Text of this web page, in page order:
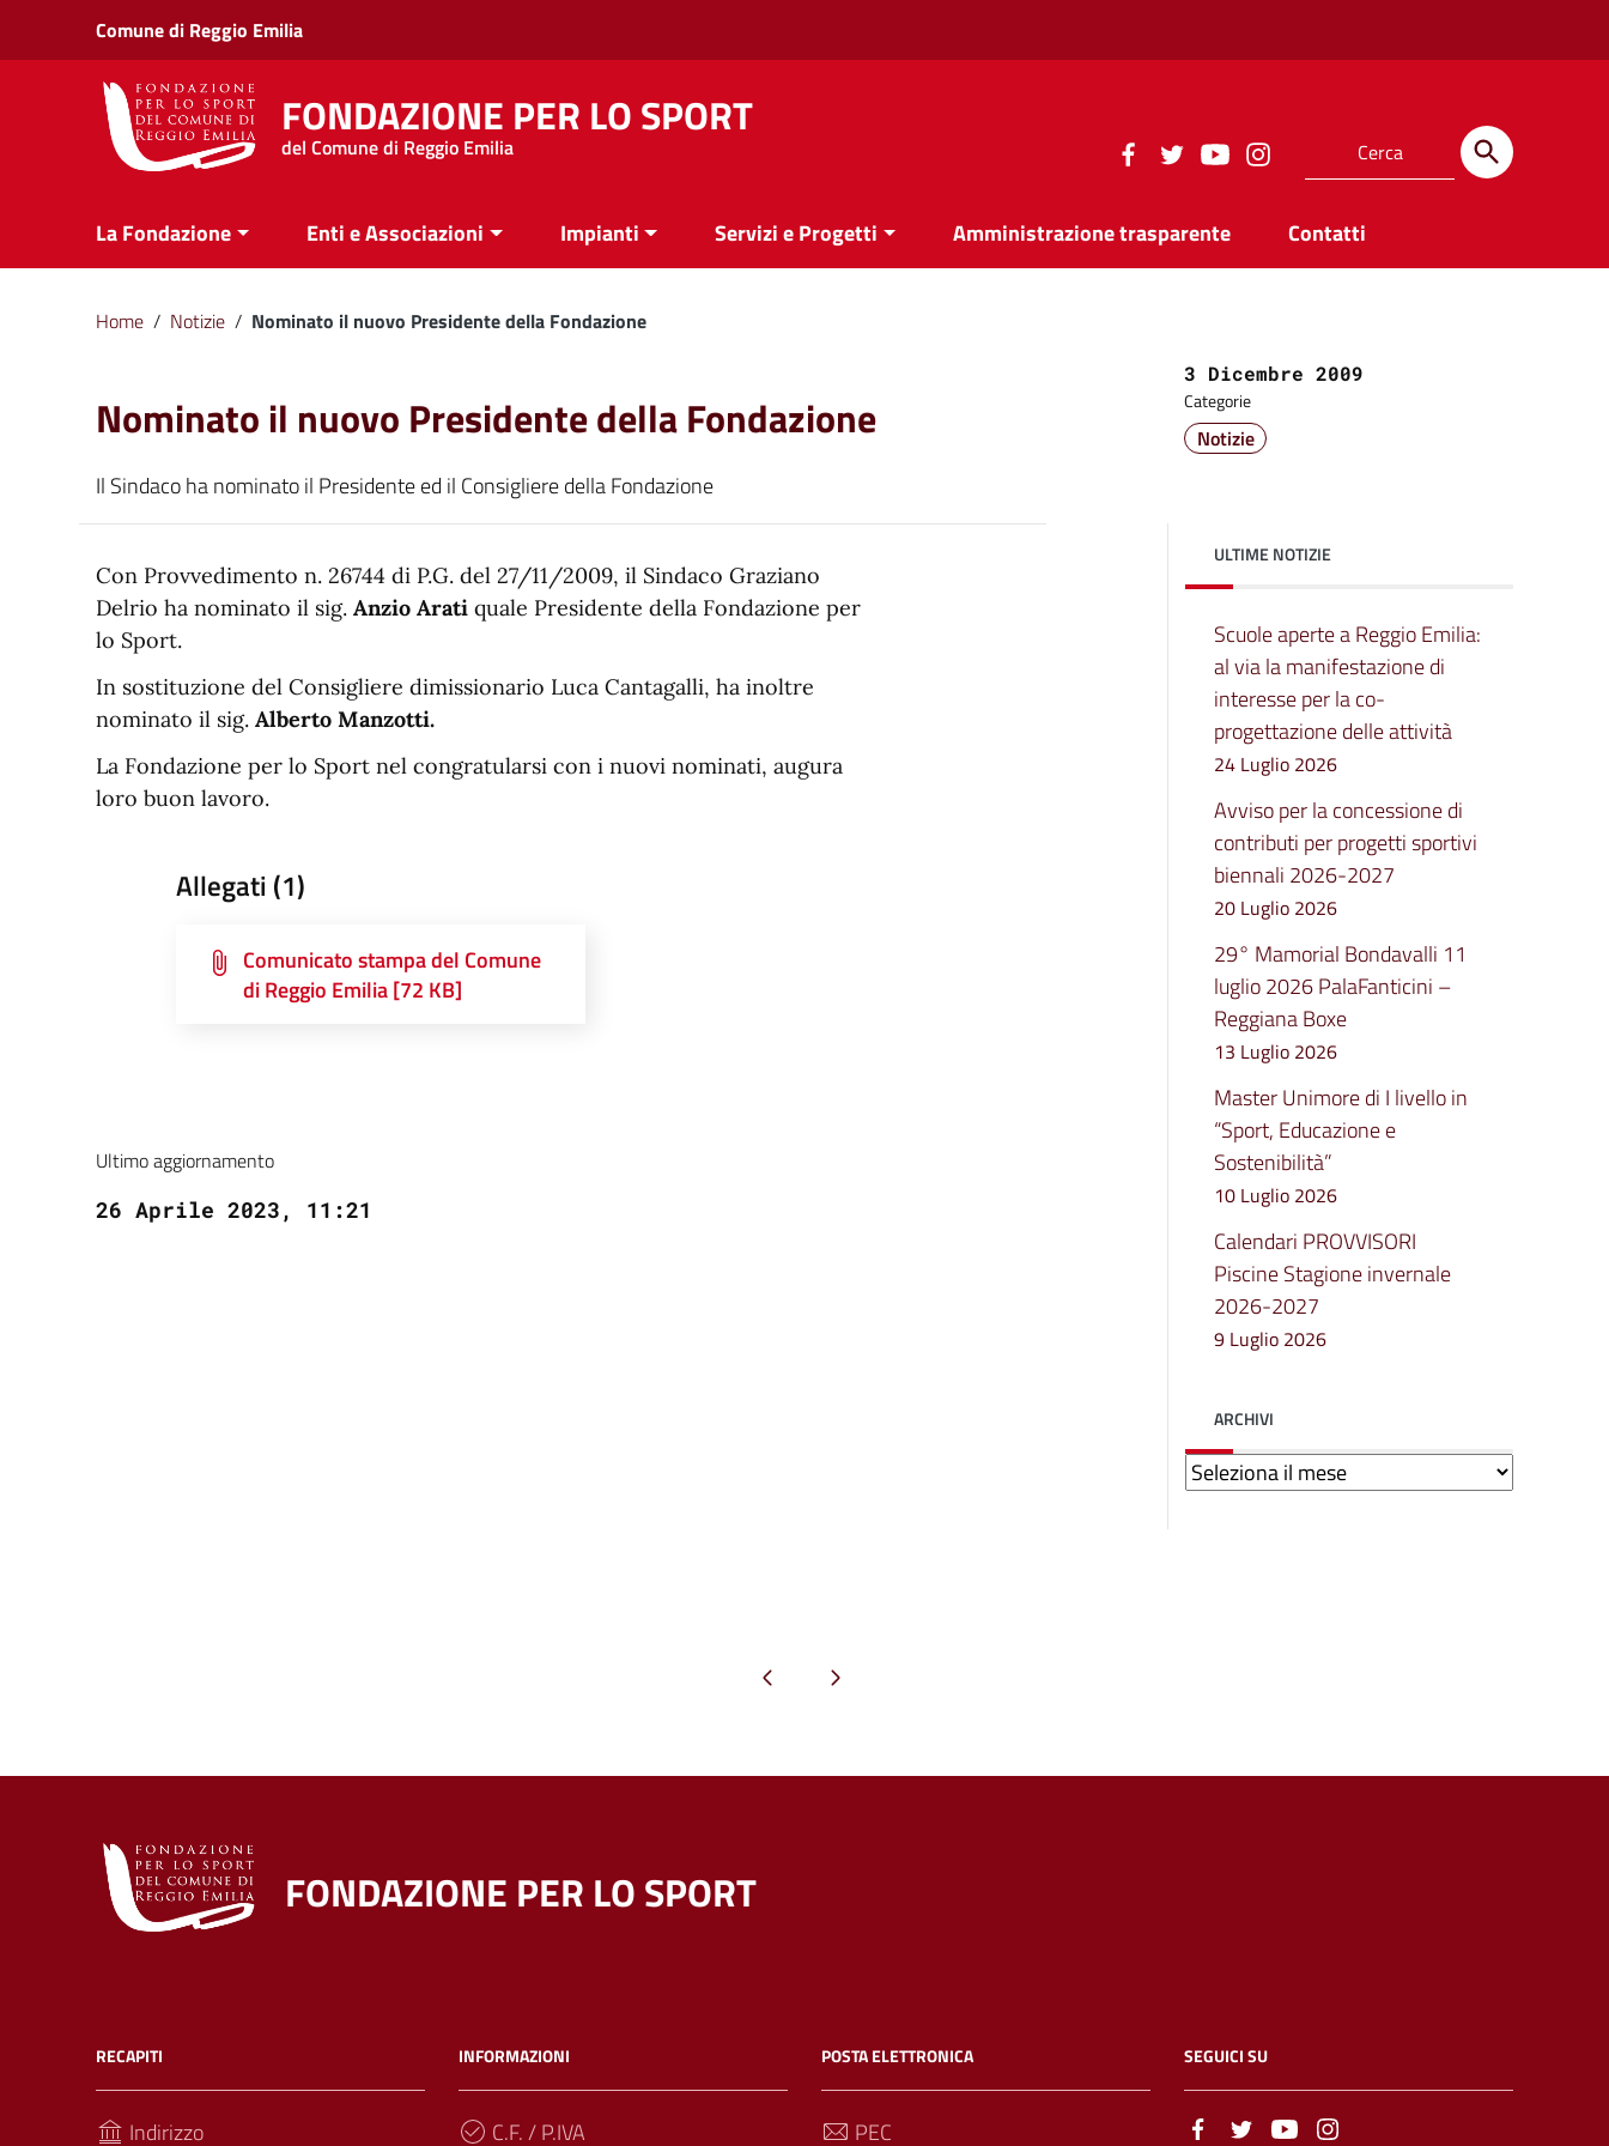
Vai ai contenuti
Vai al menu di navigazione
Vai al footer
Comune di Reggio Emilia
FONDAZIONE PER LO SPORT
del Comune di Reggio Emilia
La Fondazione Enti e Associazioni Impianti Servizi e Progetti Amministrazione trasparente Contatti
Home / Notizie / Nominato il nuovo Presidente della Fondazione
Nominato il nuovo Presidente della Fondazione
Il Sindaco ha nominato il Presidente ed il Consigliere della Fondazione
Data:
3 Dicembre 2009
Categorie
Notizie
Con Provvedimento n. 26744 di P.G. del 27/11/2009, il Sindaco Graziano
Delrio ha nominato il sig. Anzio Arati quale Presidente della Fondazione per
lo Sport.
In sostituzione del Consigliere dimissionario Luca Cantagalli, ha inoltre
nominato il sig. Alberto Manzotti.
La Fondazione per lo Sport nel congratularsi con i nuovi nominati, augura
loro buon lavoro.
Allegati (1)
Comunicato stampa del Comune
di Reggio Emilia [72 KB]
Ultimo aggiornamento
26 Aprile 2023, 11:21
ULTIME NOTIZIE
Scuole aperte a Reggio Emilia:
al via la manifestazione di
interesse per la co-
progettazione delle attività
24 Luglio 2026
Avviso per la concessione di
contributi per progetti sportivi
biennali 2026-2027
20 Luglio 2026
29° Mamorial Bondavalli 11
luglio 2026 PalaFanticini –
Reggiana Boxe
13 Luglio 2026
Master Unimore di I livello in
“Sport, Educazione e
Sostenibilità”
10 Luglio 2026
Calendari PROVVISORI
Piscine Stagione invernale
2026-2027
9 Luglio 2026
ARCHIVI
Archivi
Pagina precedentePagina successiva
FONDAZIONE PER LO SPORT
RECAPITI
Indirizzo
INFORMAZIONI
C.F. / P.IVA
POSTA ELETTRONICA
PEC
SEGUICI SU